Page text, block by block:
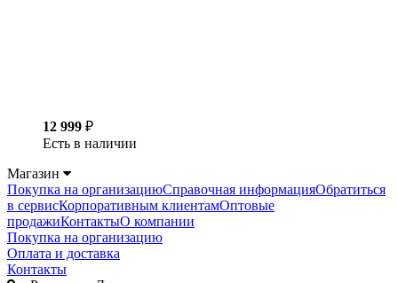
12 999 ₽
Есть в наличии
Магазин
Покупка на организациюСправочная информацияОбратиться
в сервисКорпоративным клиентамОптовые
продажиКонтактыО компании
Покупка на организацию
Оплата и доставка
Контакты